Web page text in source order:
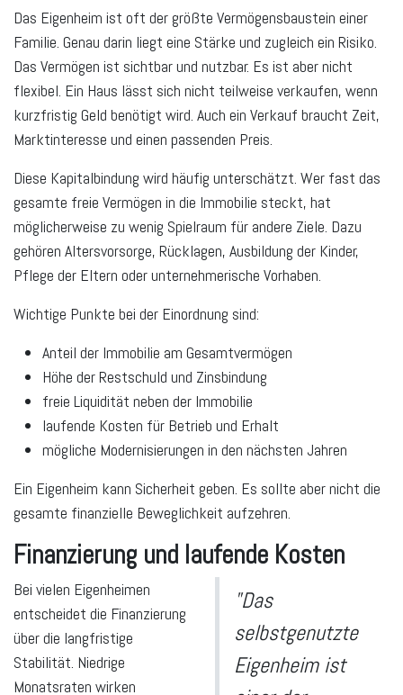
Das Eigenheim ist oft der größte Vermögensbaustein einer
Familie. Genau darin liegt eine Stärke und zugleich ein Risiko.
Das Vermögen ist sichtbar und nutzbar. Es ist aber nicht
flexibel. Ein Haus lässt sich nicht teilweise verkaufen, wenn
kurzfristig Geld benötigt wird. Auch ein Verkauf braucht Zeit,
Marktinteresse und einen passenden Preis.
Diese Kapitalbindung wird häufig unterschätzt. Wer fast das
gesamte freie Vermögen in die Immobilie steckt, hat
möglicherweise zu wenig Spielraum für andere Ziele. Dazu
gehören Altersvorsorge, Rücklagen, Ausbildung der Kinder,
Pflege der Eltern oder unternehmerische Vorhaben.
Wichtige Punkte bei der Einordnung sind:
Anteil der Immobilie am Gesamtvermögen
Höhe der Restschuld und Zinsbindung
freie Liquidität neben der Immobilie
laufende Kosten für Betrieb und Erhalt
mögliche Modernisierungen in den nächsten Jahren
Ein Eigenheim kann Sicherheit geben. Es sollte aber nicht die
gesamte finanzielle Beweglichkeit aufzehren.
Finanzierung und laufende Kosten
Bei vielen Eigenheimen
entscheidet die Finanzierung
über die langfristige
Stabilität. Niedrige
Monatsraten wirken
"Das
selbstgenutzte
Eigenheim ist